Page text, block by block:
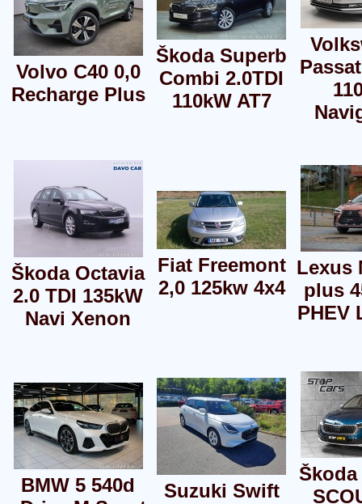
Volvo C40 0,0
Recharge Plus
Škoda Superb
Combi 2.0TDI
110kW AT7
Škoda Octavia
2.0 TDI 135kW
Navi Xenon
Fiat Freemont
2,0 125kw 4x4
Lexus
plus
PHEV
BMW 5 540d
Suzuki Swift
Škoda